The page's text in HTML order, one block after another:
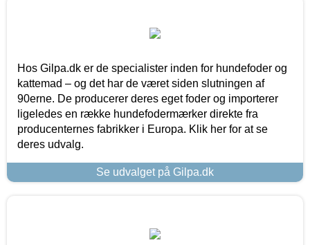
Hos Gilpa.dk er de specialister inden for hundefoder og
kattemad – og det har de været siden slutningen af
90erne. De producerer deres eget foder og importerer
ligeledes en række hundefodermærker direkte fra
producenternes fabrikker i Europa. Klik her for at se
deres udvalg.
Se udvalget på Gilpa.dk